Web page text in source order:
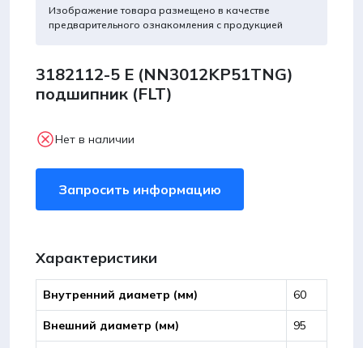
Изображение товара размещено в качестве
предварительного ознакомления с продукцией
3182112-5 Е (NN3012KP51TNG)
подшипник (FLT)
Нет в наличии
Запросить информацию
Характеристики
Внутренний диаметр (мм) 60
Внешний диаметр (мм) 95